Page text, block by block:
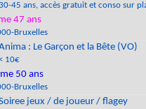
45 ans, accès gratuit et conso sur
47 ans
-Bruxelles
: Le Garçon et la Bête (VO)
10€
50 ans
-Bruxelles
jeux / de joueur / flagey